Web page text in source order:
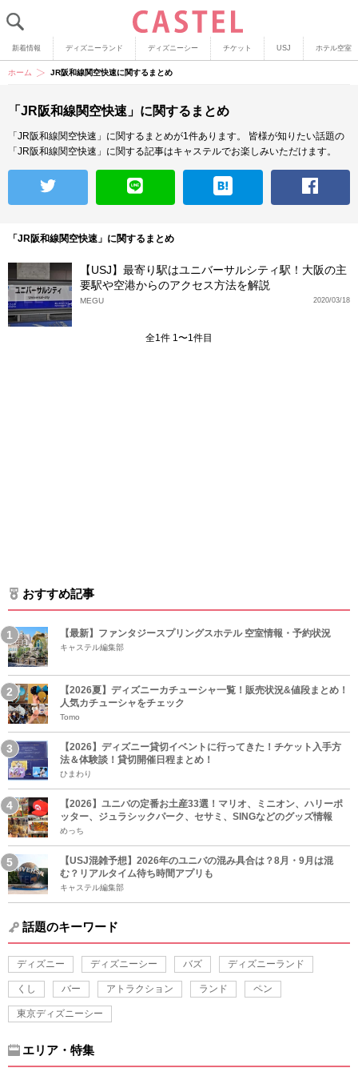
新着情報 ディズニーランド ディズニーシー チケット USJ ホテル空室
ホーム JR阪和線関空快速に関するまとめ
「JR阪和線関空快速」に関するまとめ
「JR阪和線関空快速」に関するまとめが1件あります。
皆様が知りたい話題の
「JR阪和線関空快速」に関する記事はキャステルでお楽しみいただけます。
「JR阪和線関空快速」に関するまとめ
【USJ】最寄り駅はユニバーサルシティ駅！大阪の主
要駅や空港からのアクセス方法を解説
2020/03/18
MEGU
全1件 1〜1件目
おすすめ記事
【最新】ファンタジースプリングスホテル 空室情報・予約状況
キャステル編集部
【2026夏】ディズニーカチューシャ一覧！販売状況&値段まとめ！
人気カチューシャをチェック
Tomo
【2026】ディズニー貸切イベントに行ってきた！チケット入手方
法＆体験談！貸切開催日程まとめ！
ひまわり
【2026】ユニバの定番お土産33選！マリオ、ミニオン、ハリーポ
ッター、ジュラシックパーク、セサミ、SINGなどのグッズ情報
めっち
【USJ混雑予想】2026年のユニバの混み具合は？8月・9月は混
む？リアルタイム待ち時間アプリも
キャステル編集部
話題のキーワード
ディズニー ディズニーシー バズ ディズニーランド
くし バー アトラクション ランド ペン
東京ディズニーシー
エリア・特集